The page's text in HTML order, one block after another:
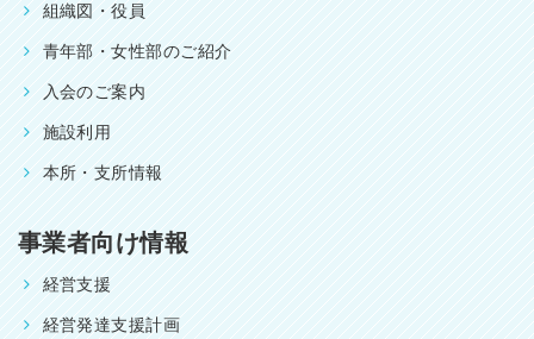
組織図・役員
青年部・女性部のご紹介
入会のご案内
施設利用
本所・支所情報
事業者向け情報
経営支援
経営発達支援計画